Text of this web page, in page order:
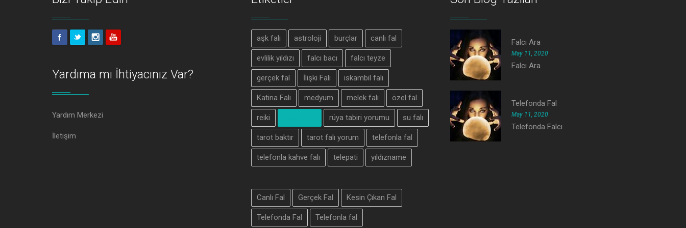
Yardıma mı İhtiyacınız Var?
Yardım Merkezi
İletişim
aşk falı astroloji burçlar canlı fal
evlilik yıldızı falcı bacı falcı teyze
gerçek fal İlişki Falı iskambil falı
Katina Falı medyum melek falı özel fal
reiki rüya tabiri yorumu su falı
tarot baktır tarot falı yorum telefonla fal
telefonla kahve falı telepati yıldızname
Canlı Fal Gerçek Fal Kesin Çıkan Fal
Telefonda Fal Telefonla fal
Falcı Ara
May 11, 2020
Falcı Ara
Telefonda Fal
May 11, 2020
Telefonda Falcı